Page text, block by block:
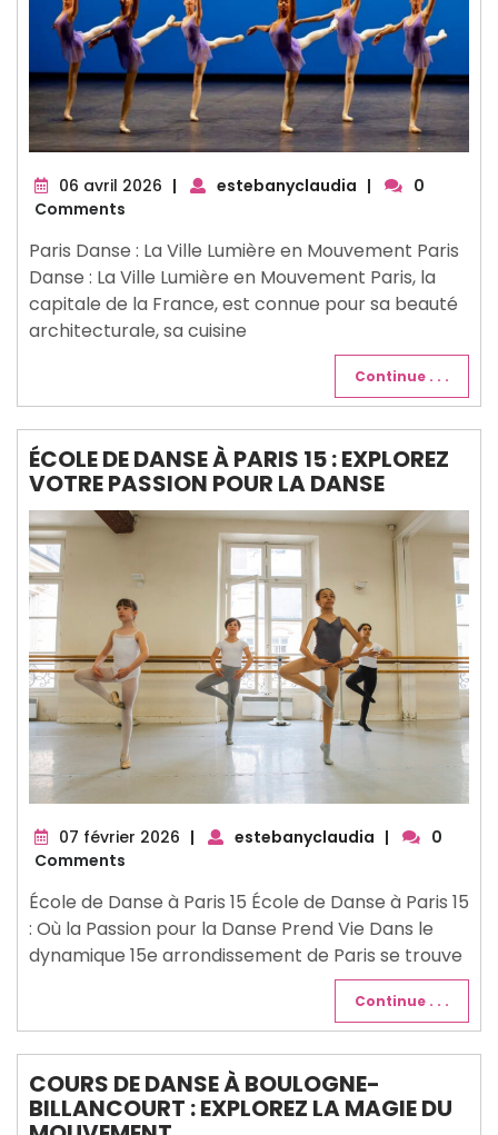
06 avril 2026 06
| estebanyclaudia |
0
Comments
Paris Danse : La Ville Lumière en Mouvement Paris
Danse : La Ville Lumière en Mouvement Paris, la
capitale de la France, est connue pour sa beauté
architecturale, sa cuisine
Continue . . .
ÉCOLE DE DANSE À PARIS 15 : EXPLOREZ
VOTRE PASSION POUR LA DANSE
07 février 2026 07
| estebanyclaudia |
0
Comments
École de Danse à Paris 15 École de Danse à Paris 15
: Où la Passion pour la Danse Prend Vie Dans le
dynamique 15e arrondissement de Paris se trouve
Continue . . .
COURS DE DANSE À BOULOGNE-
BILLANCOURT : EXPLOREZ LA MAGIE DU